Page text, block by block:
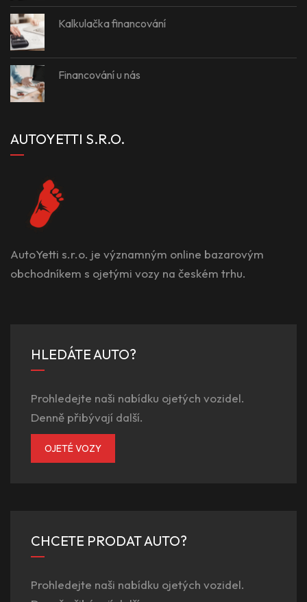
Kalkulačka financování
Financování u nás
AUTOYETTI S.R.O.
AutoYetti s.r.o. je významným online bazarovým
obchodníkem s ojetými vozy na českém trhu.
HLEDÁTE AUTO?
Prohledejte naši nabídku ojetých vozidel.
Denně přibývají další.
OJETÉ VOZY
CHCETE PRODAT AUTO?
Prohledejte naši nabídku ojetých vozidel.